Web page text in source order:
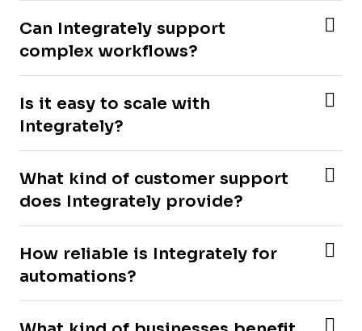
Can Integrately support
complex workflows?
Is it easy to scale with
Integrately?
What kind of customer support
does Integrately provide?
How reliable is Integrately for
automations?